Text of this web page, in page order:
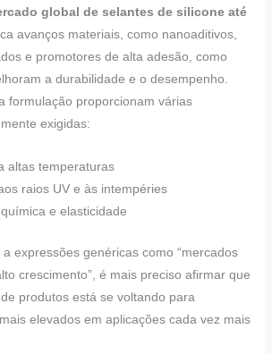
global de selantes de silicone até
avanços materiais, como nanoaditivos,
e promotores de alta adesão, como
a durabilidade e o desempenho.
formulação proporcionam várias
exigidas:
altas temperaturas
raios UV e às intempéries
e elasticidade
expressões genéricas como “mercados
crescimento”, é mais preciso afirmar que
produtos está se voltando para
elevados em aplicações cada vez mais